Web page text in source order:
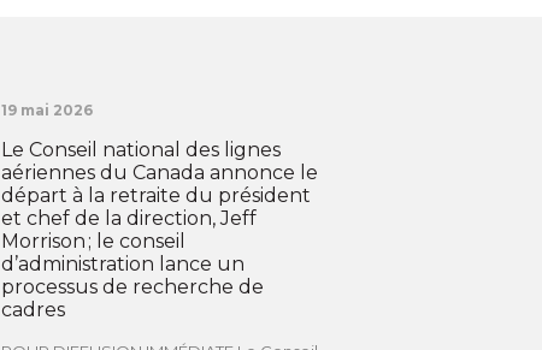
19 mai 2026
Le Conseil national des lignes
aériennes du Canada annonce le
départ à la retraite du président
et chef de la direction, Jeff
Morrison ; le conseil
d’administration lance un
processus de recherche de
cadres